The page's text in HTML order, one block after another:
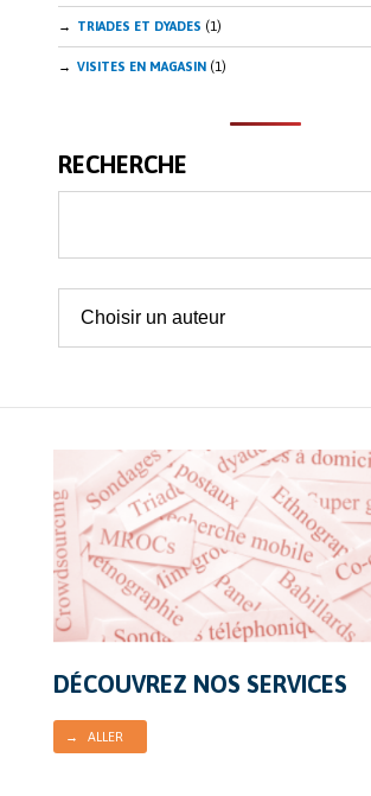
TRIADES ET DYADES (1)
VISITES EN MAGASIN (1)
RECHERCHE
DÉCOUVREZ NOS SERVICES
→ ALLER